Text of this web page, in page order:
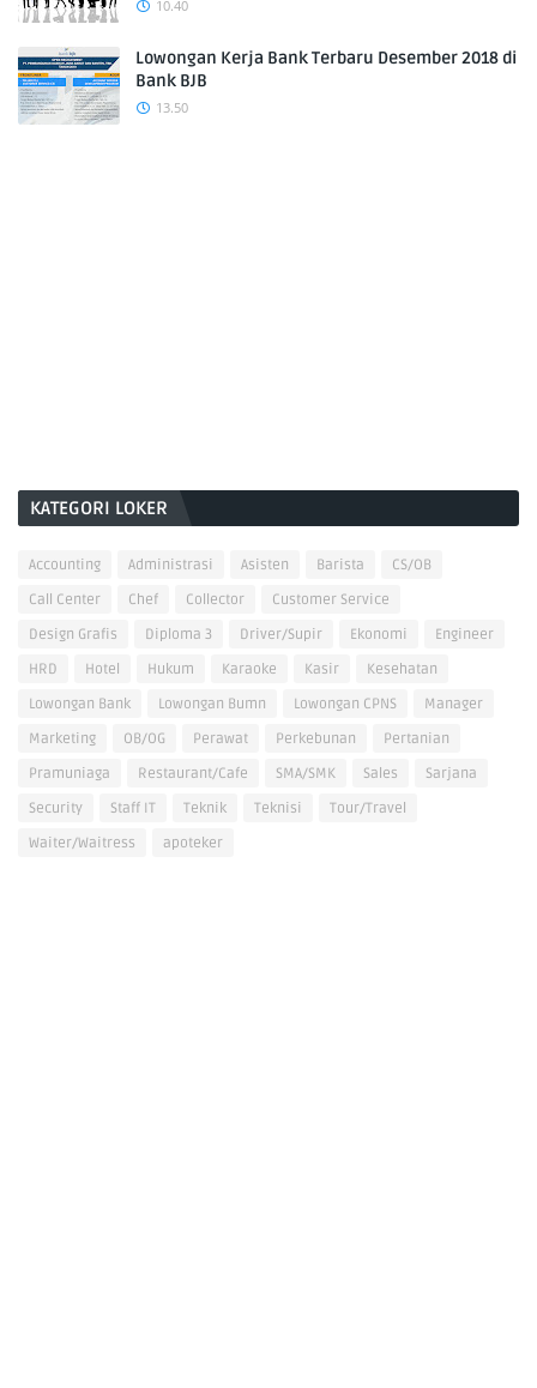
10.40
Lowongan Kerja Bank Terbaru Desember 2018 di
Bank BJB
13.50
KATEGORI LOKER
Accounting Administrasi Asisten Barista
CS/OB
Call Center
Chef Collector
Customer Service
Design Grafis
Diploma 3 Driver/Supir Ekonomi
Engineer
HRD
Hotel Hukum Karaoke Kasir
Kesehatan
Lowongan Bank
Lowongan Bumn Lowongan CPNS
Manager
Marketing
OB/OG Perawat Perkebunan
Pertanian
Pramuniaga
Restaurant/Cafe SMA/SMK Sales
Sarjana
Security
Staff IT Teknik Teknisi
Tour/Travel
Waiter/Waitress
apoteker